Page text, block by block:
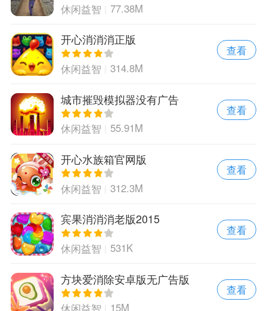
休闲益智 77.38M
开心消消消正版
休闲益智 314.8M
查看
城市摧毁模拟器没有广告
休闲益智 55.91M
查看
开心水族箱官网版
休闲益智 312.3M
查看
宾果消消消老版2015
休闲益智 531K
查看
方块爱消除安卓版无广告版
15M
查看